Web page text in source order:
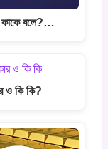
কাকে বলে?…
ও কি কি?